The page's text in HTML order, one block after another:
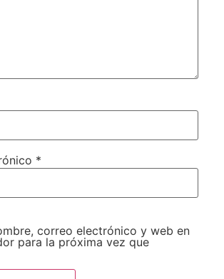
*
correo electrónico y web en
para la próxima vez que